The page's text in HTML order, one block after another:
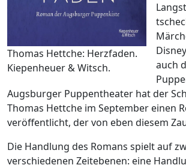
Thomas Hettche: Herzfaden.
Kiepenheuer & Witsch.
auch
Augsburger Puppentheater hat der
Thomas Hettche im September einen
veröffentlicht, der von eben diesem
Die Handlung des Romans spielt auf
verschiedenen Zeitebenen: eine